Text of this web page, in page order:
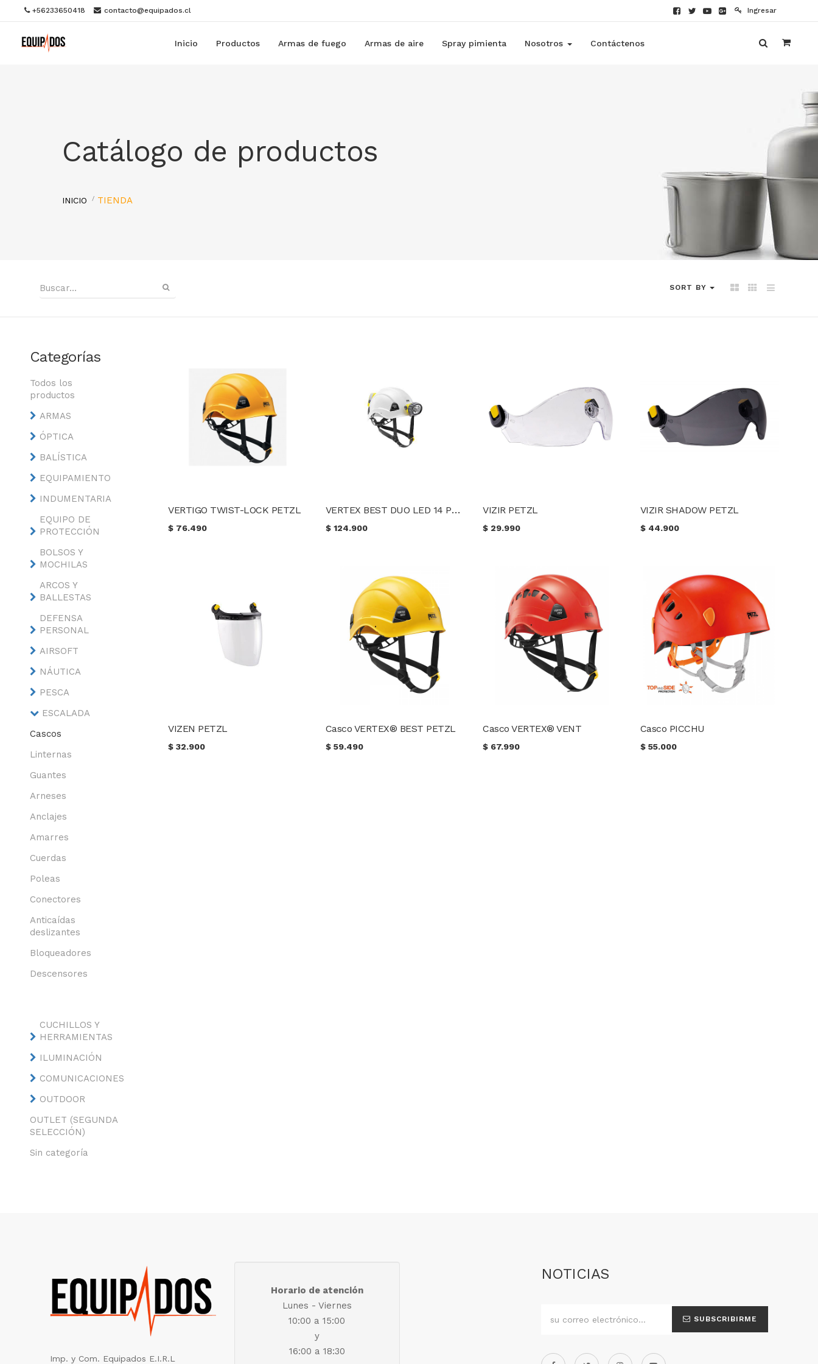
+56233650418 contacto@equipados.cl Ingresar
Inicio Productos Armas de fuego Armas de aire Spray pimienta Nosotros Contáctenos
Catálogo de productos
INICIO TIENDA
SORT BY
Categorías
Todos los
productos
ARMAS
ÓPTICA
BALÍSTICA
EQUIPAMIENTO
INDUMENTARIA
EQUIPO DE
PROTECCIÓN
BOLSOS Y
MOCHILAS
ARCOS Y
BALLESTAS
DEFENSA
PERSONAL
AIRSOFT
NÁUTICA
PESCA
ESCALADA
Cascos
Linternas
Guantes
Arneses
Anclajes
Amarres
Cuerdas
Poleas
Conectores
Anticaídas
deslizantes
Bloqueadores
Descensores
CUCHILLOS Y
HERRAMIENTAS
ILUMINACIÓN
COMUNICACIONES
OUTDOOR
OUTLET (SEGUNDA
SELECCIÓN)
Sin categoría
VERTIGO TWIST-LOCK PETZL
$ 76.490
VERTEX BEST DUO LED 14 PETZL
$ 124.900
VIZIR PETZL
$ 29.990
VIZIR SHADOW PETZL
$ 44.900
VIZEN PETZL
$32.900
Casco VERTEX® BEST PETZL
$ 59.490
Casco VERTEX® VENT
$ 67.990
Casco PICCHU
$ 55.000
Imp. y Com. Equipados E.I.R.L
Horario de atención
Lunes - Viernes
10:00 a 15:00
y
16:00 a 18:30
NOTICIAS
SUBSCRIBIRME